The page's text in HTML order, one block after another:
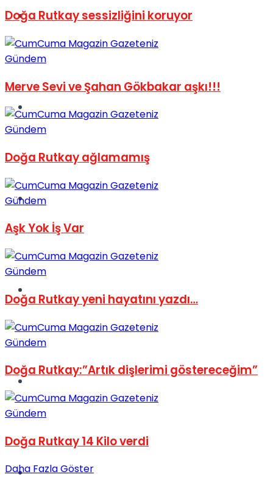
Türkiye
Sinema
Podcast
No Result
Doğa Rutkay sessizliğini koruyor
Gündem
Merve Sevi ve Şahan Gökbakar aşkı!!!
Gündem
Doğa Rutkay ağlamamış
Gündem
Aşk Yok İş Var
Gündem
Doğa Rutkay yeni hayatını yazdı…
Gündem
Doğa Rutkay:”Artık dişlerimi göstereceğim”
Gündem
Doğa Rutkay 14 Kilo verdi
Daha Fazla Göster